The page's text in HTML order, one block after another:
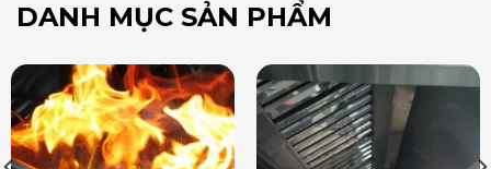
DANH MỤC SẢN PHẨM